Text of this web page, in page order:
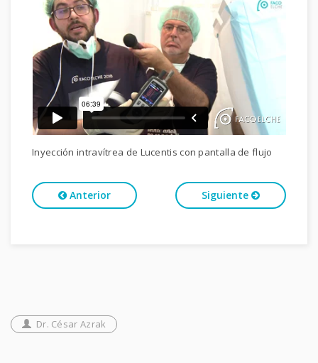
Inyección intravítrea de Lucentis con pantalla de flujo
Anterior Siguiente
Dr. César Azrak